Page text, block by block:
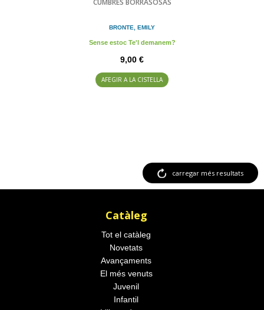
BRONTE, EMILY
Sense estoc Te'l demanem?
9,00 €
AFEGIR A LA CISTELLA
carregar més resultats
Catàleg
Tot el catàleg
Novetats
Avançaments
El més venuts
Juvenil
Infantil